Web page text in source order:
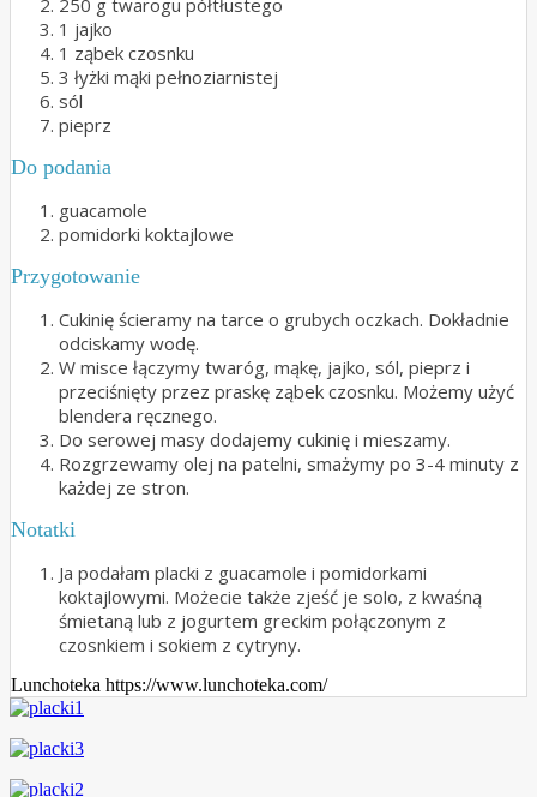
250 g twarogu półtłustego
1 jajko
1 ząbek czosnku
3 łyżki mąki pełnoziarnistej
sól
pieprz
Do podania
guacamole
pomidorki koktajlowe
Przygotowanie
Cukinię ścieramy na tarce o grubych oczkach. Dokładnie
odciskamy wodę.
W misce łączymy twaróg, mąkę, jajko, sól, pieprz i
przeciśnięty przez praskę ząbek czosnku. Możemy użyć
blendera ręcznego.
Do serowej masy dodajemy cukinię i mieszamy.
Rozgrzewamy olej na patelni, smażymy po 3-4 minuty z
każdej ze stron.
Notatki
Ja podałam placki z guacamole i pomidorkami
koktajlowymi. Możecie także zjeść je solo, z kwaśną
śmietaną lub z jogurtem greckim połączonym z
czosnkiem i sokiem z cytryny.
Lunchoteka https://www.lunchoteka.com/